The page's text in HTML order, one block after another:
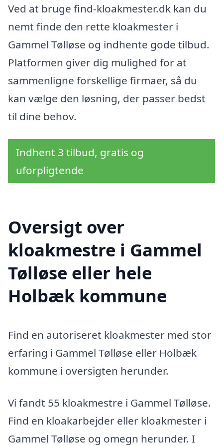
Ved at bruge find-kloakmester.dk kan du
nemt finde den rette kloakmester i
Gammel Tølløse og indhente gode tilbud.
Platformen giver dig mulighed for at
sammenligne forskellige firmaer, så du
kan vælge den løsning, der passer bedst
til dine behov.
Indhent 3 tilbud, gratis og
uforpligtende
Oversigt over
kloakmestre i Gammel
Tølløse eller hele
Holbæk kommune
Find en autoriseret kloakmester med stor
erfaring i Gammel Tølløse eller Holbæk
kommune i oversigten herunder.
Vi fandt 55 kloakmestre i Gammel Tølløse.
Find en kloakarbejder eller kloakmester i
Gammel Tølløse og omegn herunder. I